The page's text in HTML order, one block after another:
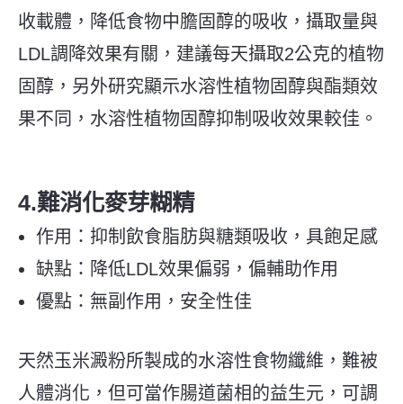
收載體，降低食物中膽固醇的吸收，攝取量與
LDL調降效果有關，建議每天攝取2公克的植物
固醇，另外研究顯示水溶性植物固醇與酯類效
果不同，水溶性植物固醇抑制吸收效果較佳。
4.難消化麥芽糊精
作用：抑制飲食脂肪與糖類吸收，具飽足感
缺點：降低LDL效果偏弱，偏輔助作用
優點：無副作用，安全性佳
天然玉米澱粉所製成的水溶性食物纖維，難被
人體消化，但可當作腸道菌相的益生元，可調